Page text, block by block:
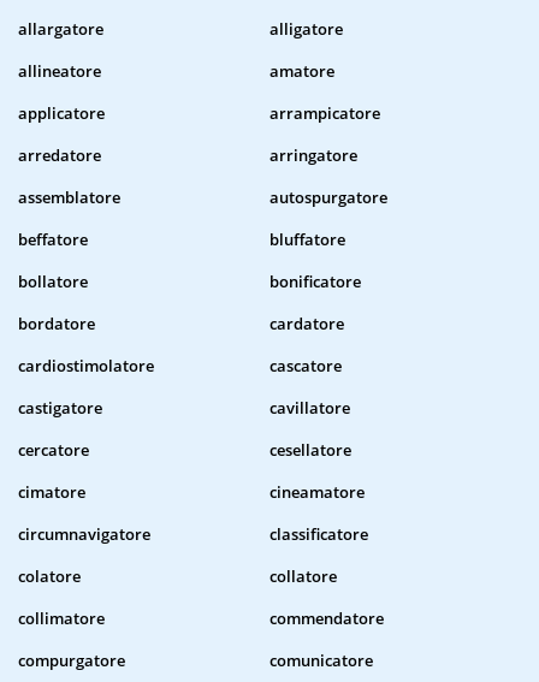
allargatore
alligatore
allineatore
amatore
applicatore
arrampicatore
arredatore
arringatore
assemblatore
autospurgatore
beffatore
bluffatore
bollatore
bonificatore
bordatore
cardatore
cardiostimolatore
cascatore
castigatore
cavillatore
cercatore
cesellatore
cimatore
cineamatore
circumnavigatore
classificatore
colatore
collatore
collimatore
commendatore
compurgatore
comunicatore